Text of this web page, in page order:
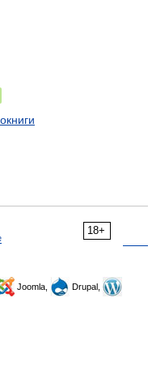
18+
Joomla,
Drupal,